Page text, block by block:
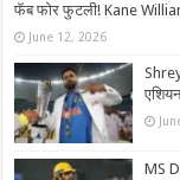
फॅब फोर फुटली! Kane
June 12, 2026
MS